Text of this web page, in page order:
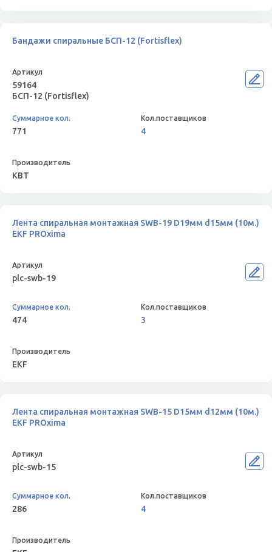
Бандажи спиральные БСП-12 (Fortisflex)
59164
БСП-12 (Fortisflex)
771 4
КВТ
Лента спиральная монтажная SWB-19 D19мм d15мм (10м.)
EKF PROxima
plc-swb-19
474 3
EKF
Лента спиральная монтажная SWB-15 D15мм d12мм (10м.)
EKF PROxima
plc-swb-15
286 4